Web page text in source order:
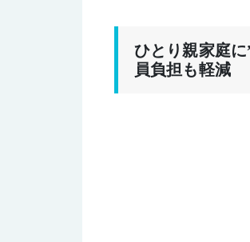
ひとり親家庭
員負担も軽減